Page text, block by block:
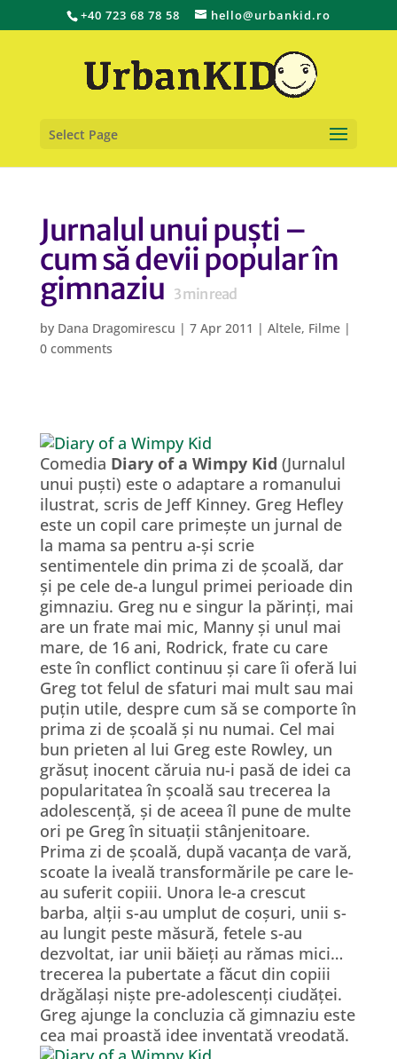
+40 723 68 78 58 hello@urbankid.ro
Select Page
Jurnalul unui puști –
cum să devii popular în
gimnaziu 3min read
by Dana Dragomirescu | 7 Apr 2011 | Altele, Filme|
0 comments
Comedia Diary of a Wimpy Kid (Jurnalul
unui puști) este o adaptare a romanului
ilustrat, scris de Jeff Kinney. Greg Hefley
este un copil care primește un jurnal de
la mama sa pentru a-și scrie
sentimentele din prima zi de școală, dar
și pe cele de-a lungul primei perioade din
gimnaziu. Greg nu e singur la părinți, mai
are un frate mai mic, Manny și unul mai
mare, de 16 ani, Rodrick, frate cu care
este în conflict continuu și care îi oferă lui
Greg tot felul de sfaturi mai mult sau mai
puțin utile, despre cum să se comporte în
prima zi de școală și nu numai. Cel mai
bun prieten al lui Greg este Rowley, un
grăsuț inocent căruia nu-i pasă de idei ca
popularitatea în școală sau trecerea la
adolescență, și de aceea îl pune de multe
ori pe Greg în situații stânjenitoare.
Prima zi de școală, după vacanța de vară,
scoate la iveală transformările pe care le-
au suferit copiii. Unora le-a crescut
barba, alții s-au umplut de coșuri, unii s-
au lungit peste măsură, fetele s-au
dezvoltat, iar unii băieți au rămas mici…
trecerea la pubertate a făcut din copiii
drăgălași niște pre-adolescenți ciudăței.
Greg ajunge la concluzia că gimnaziu este
cea mai proastă idee inventată vreodată.